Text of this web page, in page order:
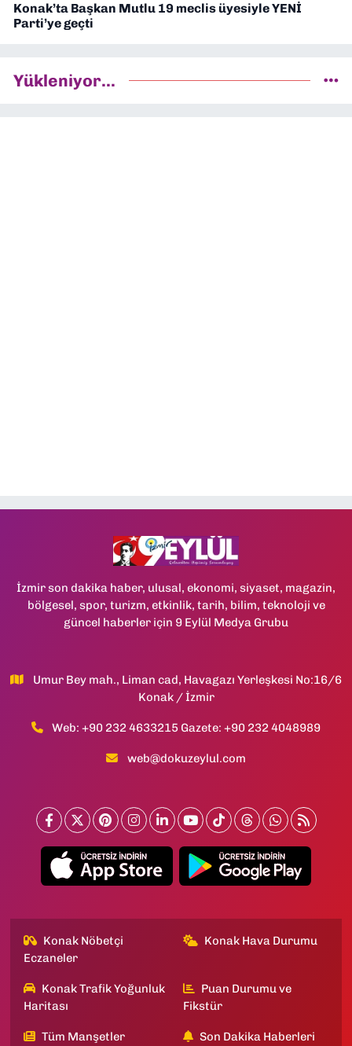
Konak’ta Başkan Mutlu 19 meclis üyesiyle YENİ
Parti’ye geçti
Yükleniyor...
İzmir son dakika haber, ulusal, ekonomi, siyaset, magazin,
bölgesel, spor, turizm, etkinlik, tarih, bilim, teknoloji ve
güncel haberler için 9 Eylül Medya Grubu
Umur Bey mah., Liman cad, Havagazı Yerleşkesi No:16/6
Konak / İzmir
Web: +90 232 4633215 Gazete: +90 232 4048989
web@dokuzeylul.com
Konak Nöbetçi
Eczaneler
Konak Hava Durumu
Konak Trafik Yoğunluk
Haritası
Puan Durumu ve
Fikstür
Tüm Manşetler Son Dakika Haberleri